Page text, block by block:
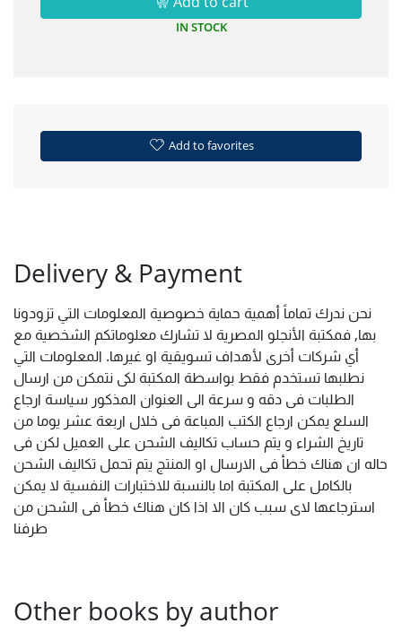
IN STOCK
Add to favorites
Delivery & Payment
نحن ندرك تماماً أهمية حماية خصوصية المعلومات التي تزودونا
بها, فمكتبة الأنجلو المصرية لا تشارك معلوماتكم الشخصية مع
أي شركات أخرى لأهداف تسويقية او غيرها. المعلومات التي
نطلبها تستخدم فقط بواسطة المكتبة لكى نتمكن من ارسال
الطلبات فى دقه و سرعة الى العنوان المذكور سياسة ارجاع
السلع يمكن ارجاع الكتب المباعة فى خلال اربعة عشر يوما من
تاريخ الشراء و يتم حساب تكاليف الشحن على العميل لكن فى
حاله ان هناك خطأ فى الارسال او المنتج يتم تحمل تكاليف الشحن
بالكامل على المكتبة اما بالنسبة للاختبارات النفسية لا يمكن
استرجاعها لاى سبب كان الا اذا كان هناك خطأ فى الشحن من
طرفنا
Other books by author